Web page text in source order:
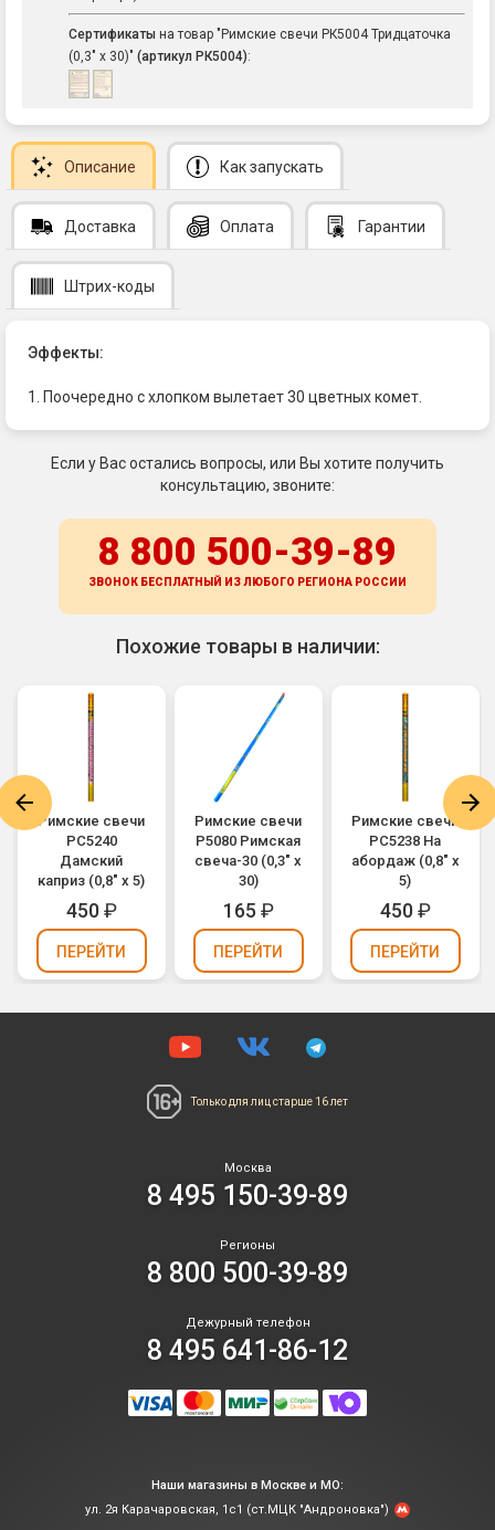
Сертификаты на товар "Римские свечи РК5004 Тридцаточка
(0,3" х 30)" (артикул РК5004):
Описание Как запускать
Доставка Оплата Гарантии
Штрих-коды
Эффекты:
1. Поочередно с хлопком вылетает 30 цветных комет.
Если у Вас остались вопросы, или Вы хотите получить
консультацию, звоните:
8 800 500-39-89
ЗВОНОК БЕСПЛАТНЫЙ ИЗ ЛЮБОГО РЕГИОНА РОССИИ
Похожие товары в наличии:
Римские свечи
РС5240
Дамский
каприз (0,8" х 5)
450₽
ПЕРЕЙТИ
Римские свечи
Р5080 Римская
свеча-30 (0,3" х
30)
165 ₽
ПЕРЕЙТИ
Римские свечи
РС5238 На
абордаж (0,8" х
5)
450₽
ПЕРЕЙТИ
Только для лиц старше 16 лет
Москва
8 495 150-39-89
Регионы
8 800 500-39-89
Дежурный телефон
8 495 641-86-12
Наши магазины в Москве и МО:
ул. 2я Карачаровская, 1с1 (ст.МЦК "Андроновка")